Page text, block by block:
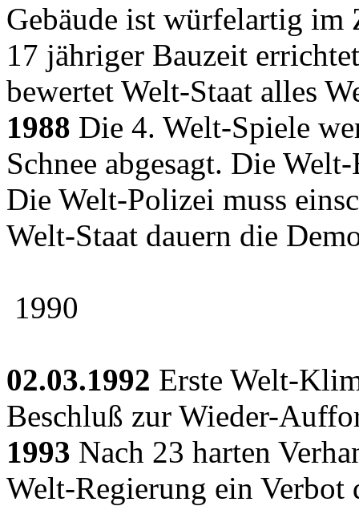
Gebäude ist würfelartig im
17 jähriger Bauzeit
bewertet Welt-Staat alles
1988 Die 4. Welt-Spiele
Schnee abgesagt. Die
Die Welt-Polizei muss
Welt-Staat dauern die
1990
02.03.1992 Erste Welt-
Beschluß zur Wieder-
1993 Nach 23 harten
Welt-Regierung ein Verbot